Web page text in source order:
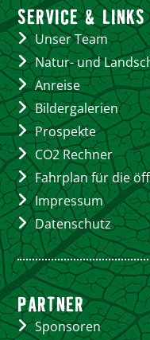
SERVICE & LINKS
Unser Team
Natur- und
Anreise
Bildergalerien
Prospekte
CO2 Rechner
Fahrplan für die
Impressum
Datenschutz
PARTNER
Sponsoren